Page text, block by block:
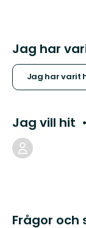
Jag har
Jag har varit
Jag vill hit
Frågor och